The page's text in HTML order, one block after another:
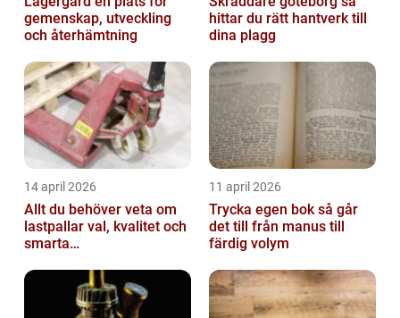
gemenskap, utveckling
och återhämtning
hittar du rätt hantverk till
dina plagg
14 april 2026
Allt du behöver veta om
lastpallar val, kvalitet och
smarta
11 april 2026
Trycka egen bok så går
det till från manus till
färdig volym